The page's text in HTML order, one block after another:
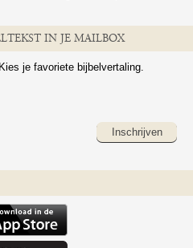
IN JE MAILBOX
je favoriete bijbelvertaling.
Inschrijven